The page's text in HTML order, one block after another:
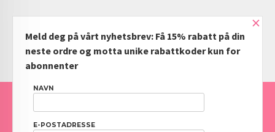
NYHETSBREV
PARTNERE
FRAKT KJØPSBETINGELSER SIKKERHET OG PERSONVERN
×
Meld deg på vårt nyhetsbrev: Få 15% rabatt på din
neste ordre og motta unike rabattkoder kun for
abonnenter
NAVN
E-POSTADRESSE